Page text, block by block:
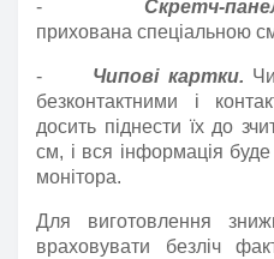
- Скретч-
прихована спеціальною
- Чипові картки.
безконтактними і
досить піднести їх до
см, і вся інформація
монітора.
Для виготовлення
враховувати безліч